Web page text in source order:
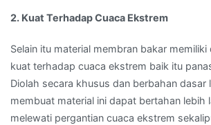
2. Kuat Terhadap Cuaca Ekstrem
Selain itu material membran bakar
kuat terhadap cuaca ekstrem baik itu
Diolah secara khusus dan berbahan dasar
membuat material ini dapat bertahan lebih
melewati pergantian cuaca ekstrem